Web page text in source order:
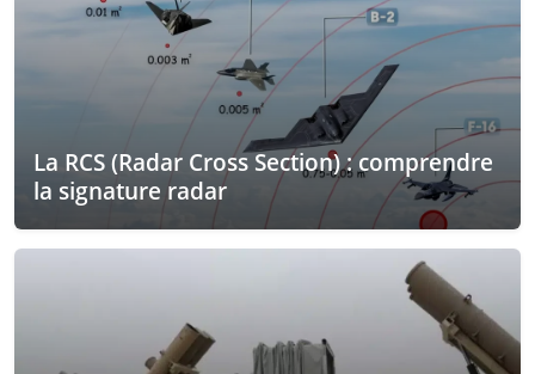
La RCS (Radar Cross Section) : comprendre
la signature radar